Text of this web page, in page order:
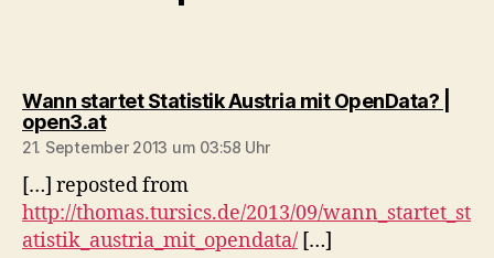
Wann startet Statistik Austria mit OpenData? |
open3.atsagt:
21. September 2013 um 03:58 Uhr
[…] reposted from
http://thomas.tursics.de/2013/09/wann_startet_st
atistik_austria_mit_opendata/ […]